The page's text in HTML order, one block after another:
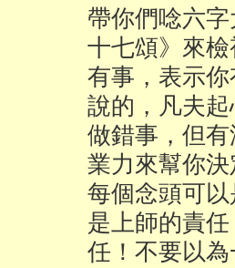
帶你們唸六
十七頌》來
有事，表示
說的，凡夫
做錯事，但
業力來幫你
每個念頭可
是上師的責
任！不要以